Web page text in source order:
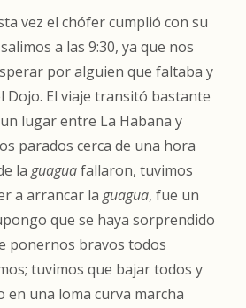
vez el chófer cumplió con su
a las 9:30, ya que nos
por alguien que faltaba y
Dojo. El viaje transitó bastante
lugar entre La Habana y
parados cerca de una hora
la guaguafallaron, tuvimos
a arrancar la guagua, fue un
que se haya sorprendido
ponernos bravos todos
tuvimos que bajar todos y
en una loma curva marcha